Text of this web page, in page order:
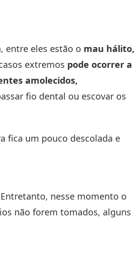
entre eles estão o mau hálito,
extremos pode ocorrer a
amolecidos,
fio dental ou escovar os
fica um pouco descolada e
Entretanto, nesse momento o
não forem tomados, alguns